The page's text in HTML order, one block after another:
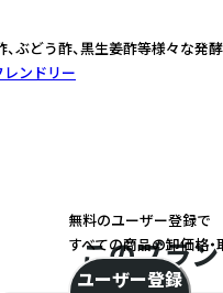
、ぶどう酢、黒生姜酢等様々な発
レンドリー
このブラ
無料のユーザー登録で
すべての商品の卸価格
ユーザー登録